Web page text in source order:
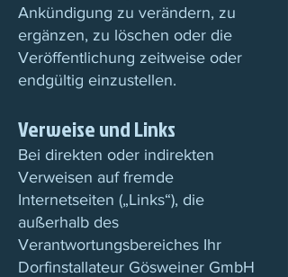
Ankündigung zu verändern, zu
ergänzen, zu löschen oder die
Veröffentlichung zeitweise oder
endgültig einzustellen.
Verweise und Links
Bei direkten oder indirekten
Verweisen auf fremde
Internetseiten („Links“), die
außerhalb des
Verantwortungsbereiches Ihr
Dorfinstallateur Gösweiner GmbH